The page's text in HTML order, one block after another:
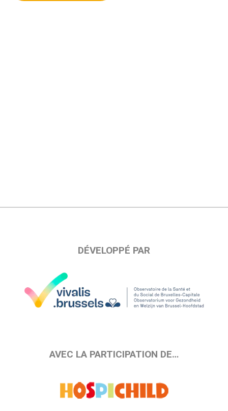
DÉVELOPPÉ PAR
AVEC LA PARTICIPATION DE…